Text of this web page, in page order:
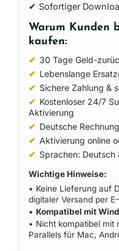
✔ Sofortiger
Warum Kunden
kaufen:
✔ 30 Tage Geld-
✔ Lebenslange
✔ Sichere Zahlung &
✔ Kostenloser 24/7
Aktivierung
✔ Deutsche
✔ Aktivierung online
✔ Sprachen: Deutsch
Wichtige Hinweise:
• Keine Lieferung auf
digitaler Versand per
• Kompatibel mit
• Nicht kompatibel mit
Parallels für Mac,